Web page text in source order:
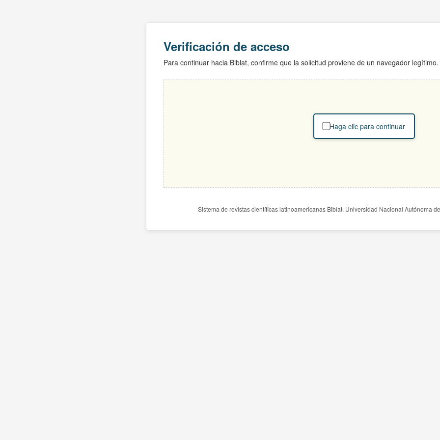
Verificación de acceso
Para continuar hacia Biblat, confirme que la solicitud proviene de un navegador legítimo.
Haga clic para continuar
Sistema de revistas científicas latinoamericanas Biblat. Universidad Nacional Autónoma